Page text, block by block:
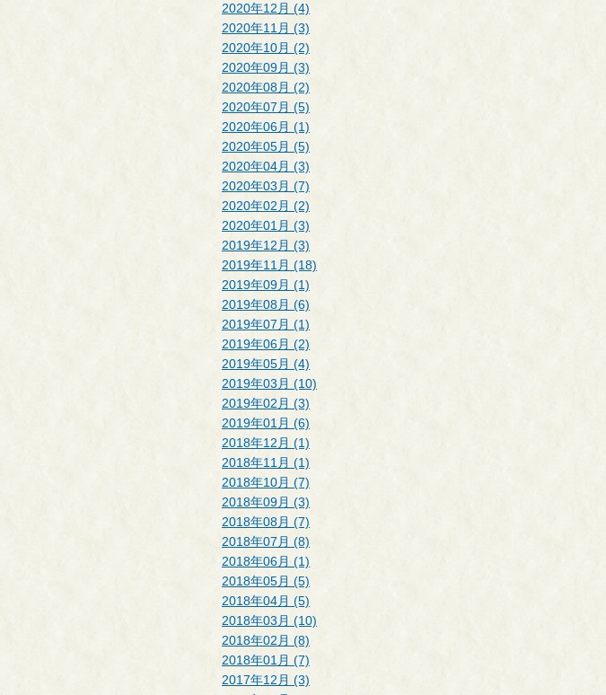
2020年12月 (4)
2020年11月 (3)
2020年10月 (2)
2020年09月 (3)
2020年08月 (2)
2020年07月 (5)
2020年06月 (1)
2020年05月 (5)
2020年04月 (3)
2020年03月 (7)
2020年02月 (2)
2020年01月 (3)
2019年12月 (3)
2019年11月 (18)
2019年09月 (1)
2019年08月 (6)
2019年07月 (1)
2019年06月 (2)
2019年05月 (4)
2019年03月 (10)
2019年02月 (3)
2019年01月 (6)
2018年12月 (1)
2018年11月 (1)
2018年10月 (7)
2018年09月 (3)
2018年08月 (7)
2018年07月 (8)
2018年06月 (1)
2018年05月 (5)
2018年04月 (5)
2018年03月 (10)
2018年02月 (8)
2018年01月 (7)
2017年12月 (3)